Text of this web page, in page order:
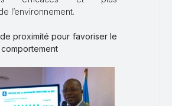
l’environnement.
proximité pour favoriser le